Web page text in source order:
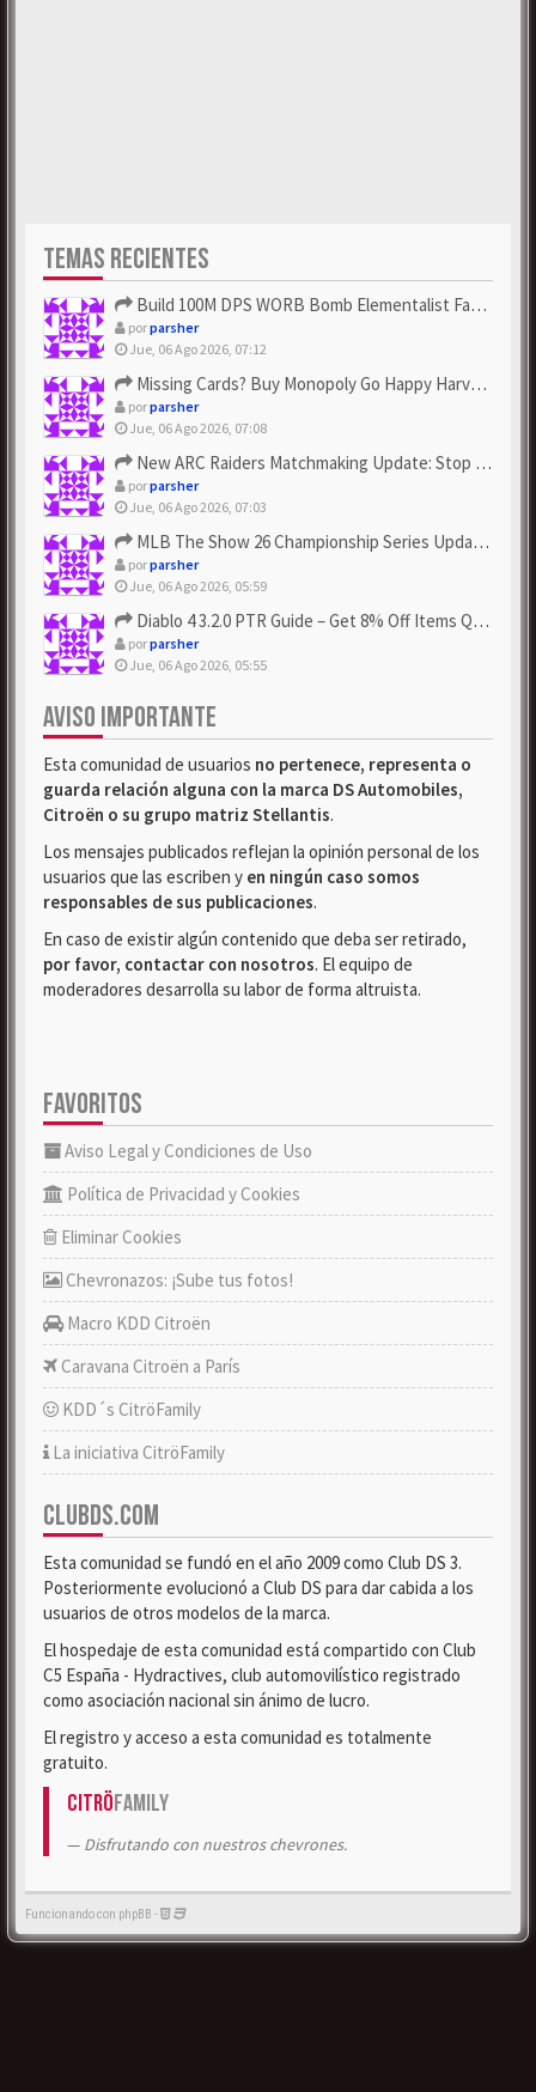
TEMAS RECIENTES
Build 100M DPS WORB Bomb Elementalist Fast - Grab POE Curren...
porparsher
Jue, 06 Ago 2026, 07:12
Missing Cards? Buy Monopoly Go Happy Harvest with Looney Tun...
porparsher
Jue, 06 Ago 2026, 07:08
New ARC Raiders Matchmaking Update: Stop Failed - Grab Bluep...
porparsher
Jue, 06 Ago 2026, 07:03
MLB The Show 26 Championship Series Update! Get Cheap & ...
porparsher
Jue, 06 Ago 2026, 05:59
Diablo 4 3.2.0 PTR Guide – Get 8% Off Items Quickly to Test ...
porparsher
Jue, 06 Ago 2026, 05:55
AVISO IMPORTANTE
Esta comunidad de usuarios no pertenece, representa o
guarda relación alguna con la marca DS Automobiles,
Citroën o su grupo matriz Stellantis.
Los mensajes publicados reflejan la opinión personal de los
usuarios que las escriben y en ningún caso somos
responsables de sus publicaciones.
En caso de existir algún contenido que deba ser retirado,
por favor, contactar con nosotros. El equipo de
moderadores desarrolla su labor de forma altruista.
FAVORITOS
Aviso Legal y Condiciones de Uso
Política de Privacidad y Cookies
Eliminar Cookies
Chevronazos: ¡Sube tus fotos!
Macro KDD Citroën
Caravana Citroën a París
KDD´s CitröFamily
La iniciativa CitröFamily
CLUBDS.COM
Esta comunidad se fundó en el año 2009 como Club DS 3.
Posteriormente evolucionó a Club DS para dar cabida a los
usuarios de otros modelos de la marca.
El hospedaje de esta comunidad está compartido con Club
C5 España - Hydractives, club automovilístico registrado
como asociación nacional sin ánimo de lucro.
El registro y acceso a esta comunidad es totalmente
gratuito.
CitröFamily
Disfrutando con nuestros chevrones.
Funcionando con phpBB -